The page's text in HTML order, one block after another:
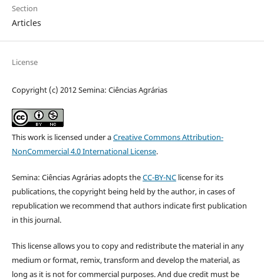
Section
Articles
License
Copyright (c) 2012 Semina: Ciências Agrárias
This work is licensed under aCreative Commons Attribution-
NonCommercial 4.0 International License.
Semina: Ciências Agrárias adopts theCC-BY-NClicense for its
publications, the copyright being held by the author, in cases of
republication we recommend that authors indicate first publication
in this journal.
This license allows you to copy and redistribute the material in any
medium or format, remix, transform and develop the material, as
long as it is not for commercial purposes. And due credit must be